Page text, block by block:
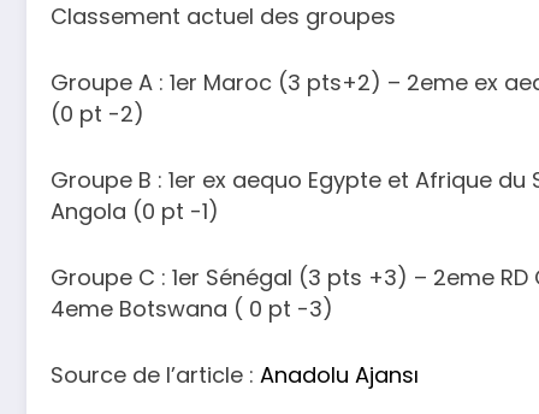
Classement actuel des groupes
Groupe A : 1er Maroc (3 pts+2) – 2eme ex
(0 pt -2)
Groupe B : 1er ex aequo Egypte et Afrique
Angola (0 pt -1)
Groupe C : 1er Sénégal (3 pts +3) – 2eme
4eme Botswana ( 0 pt -3)
Source de l’article : Anadolu Ajansı